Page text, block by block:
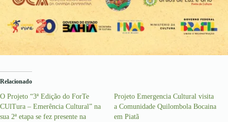
Relacionado
O Projeto “3ª Edição do ForTe
CUlTura – Emerência Cultural” na
sua 2ª etapa se fez presente na
Projeto Emergencia Cultural visita
a Comunidade Quilombola Bocaina
em Piatã